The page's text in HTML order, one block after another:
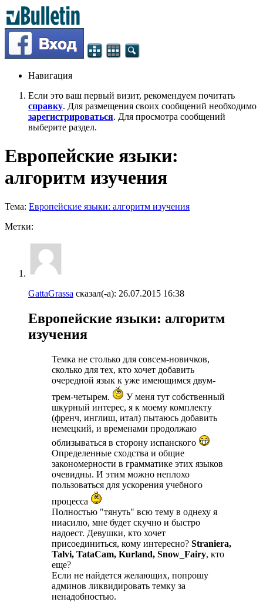
Навигация
Если это ваш первый визит, рекомендуем почитать
справку. Для размещения своих сообщений необходимо
зарегистрироваться. Для просмотра сообщений
выберите раздел.
Европейские языки:
алгоритм изучения
Тема: Европейские языки: алгоритм изучения
Метки:
GattaGrassa сказал(-а): 26.07.2015 16:38
Европейские языки: алгоритм
изучения
Темка не столько для совсем-новичков,
сколько для тех, кто хочет добавить
очередной язык к уже имеющимся двум-
трем-четырем.
У меня тут собственный
шкурный интерес, я к моему комплекту
(френч, инглиш, итал) пытаюсь добавить
немецкий, и временами продолжаю
облизываться в сторону испанского
Определенные сходства и общие
закономерности в грамматике этих языков
очевидны. И этим можно неплохо
пользоваться для ускорения учебного
процесса
Полностью "тянуть" всю тему в однеху я
ниасилю, мне будет скучно и быстро
надоест. Девушки, кто хочет
присоединиться, кому интересно? Straniera,
Talvi, TataCam, Kurland, Snow_Fairy, кто
еще?
Если не найдется желающих, попрошу
админов ликвидировать темку за
ненадобностью.